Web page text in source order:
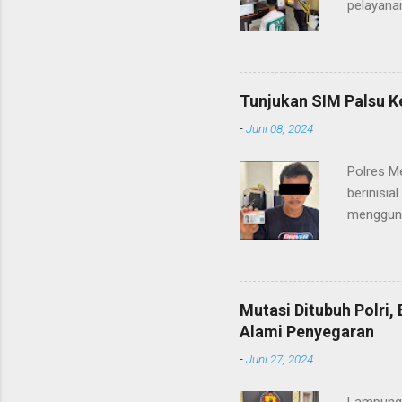
r
Heri
pidana,
Tunjukan SIM Palsu
-Juni 08, 2024
Polres
berinisial
dari
Mutasi Ditubuh Polri,
Alami Penyegaran
-Juni 27, 2024